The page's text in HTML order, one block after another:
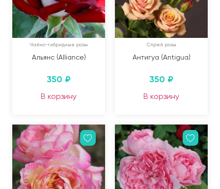
Чайно-гибридные розы
Альянс (Alliance)
350 ₽
В корзину
Спрей розы
Антигуа (Antigua)
350 ₽
В корзину